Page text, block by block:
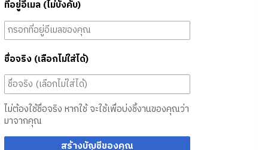
ที่อยู่อีเมล (ไม่บังคับ)
ชื่อจริง (เลือกไม่ใส่ได้)
ไม่ต้องใช้ชื่อจริง หากใช้ จะใช้เพื่อบ่งชี้งานของคุณว่า
มาจากคุณ
สร้างบัญชีของคุณ